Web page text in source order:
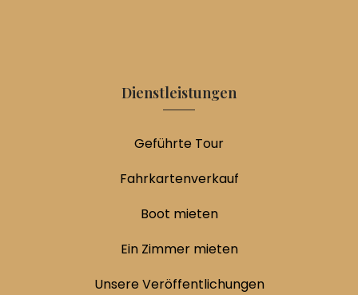
Dienstleistungen
Geführte Tour
Fahrkartenverkauf
Boot mieten
Ein Zimmer mieten
Unsere Veröffentlichungen